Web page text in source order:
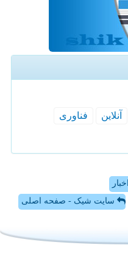
آنلاین
فناوری
سایت شیک - صفحه اصلی